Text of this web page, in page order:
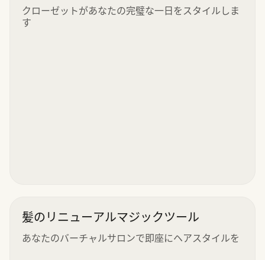
クローゼットがあなたの完璧な一日をスタイルしま
す
髪のリニューアルマジックツール
あなたのバーチャルサロンで即座にヘアスタイルを